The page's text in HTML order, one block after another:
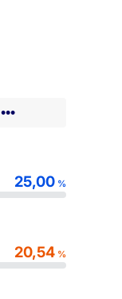
•••
25,00 %
20,54 %